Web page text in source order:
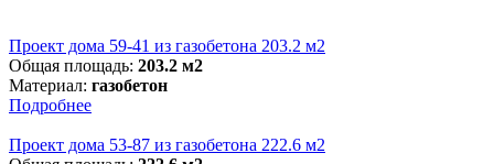
Проект дома 59-41 из газобетона 203.2 м2
Общая площадь: 203.2 м2
Материал: газобетон
Подробнее
Проект дома 53-87 из газобетона 222.6 м2